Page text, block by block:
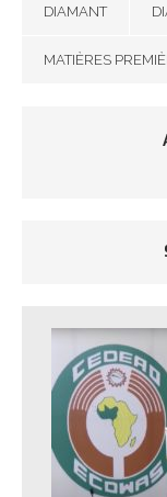
DIAMANT
MATIÈRES